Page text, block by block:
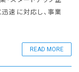
速に対応し、事業
READ MORE